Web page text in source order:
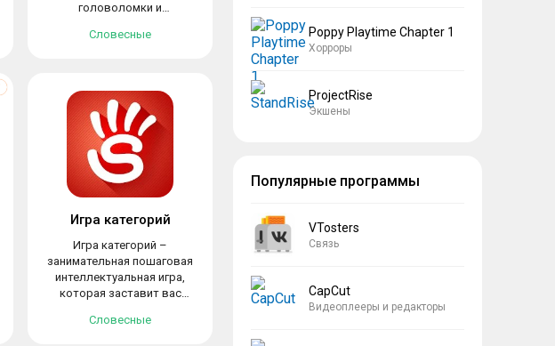
головоломки и
Словесные
Игра категорий
Игра категорий –
занимательная пошаговая
интеллектуальная игра,
которая заставит вас
Словесные
Poppy Playtime Chapter 1
Хорроры
ProjectRise
Экшены
Популярные программы
VTosters
Связь
CapCut
Видеоплееры и редакторы